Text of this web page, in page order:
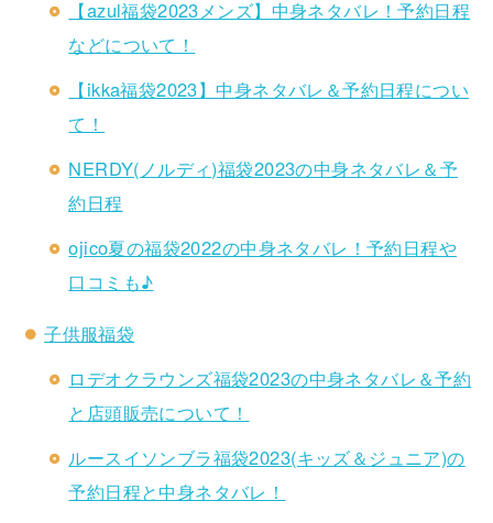
【azul福袋2023メンズ】中身ネタバレ！予約日程
などについて！
【ikka福袋2023】中身ネタバレ＆予約日程につい
て！
NERDY(ノルディ)福袋2023の中身ネタバレ＆予
約日程
ojico夏の福袋2022の中身ネタバレ！予約日程や
口コミも♪
子供服福袋
ロデオクラウンズ福袋2023の中身ネタバレ＆予約
と店頭販売について！
ルースイソンブラ福袋2023(キッズ＆ジュニア)の
予約日程と中身ネタバレ！